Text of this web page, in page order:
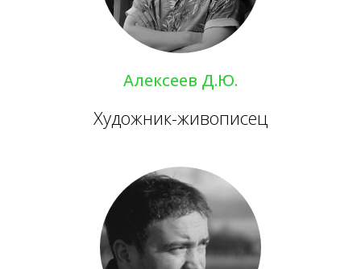
Алексеев Д.Ю.
Художник-живописец